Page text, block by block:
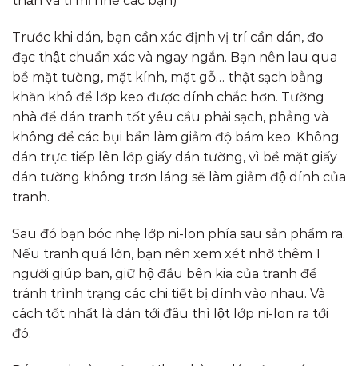
Trước khi dán, bạn cần xác định vị trí cần dán, đo
đạc thật chuẩn xác và ngay ngắn. Bạn nên lau qua
bề mặt tường, mặt kính, mặt gỗ… thật sạch bằng
khăn khô để lớp keo được dính chắc hơn. Tường
nhà để dán tranh tốt yêu cầu phải sạch, phẳng và
không để các bụi bẩn làm giảm độ bám keo. Không
dán trực tiếp lên lớp giấy dán tường, vì bề mặt giấy
dán tường không trơn láng sẽ làm giảm độ dính của
tranh.
Sau đó bạn bóc nhẹ lớp ni-lon phía sau sản phẩm ra.
Nếu tranh quá lớn, bạn nên xem xét nhờ thêm 1
người giúp bạn, giữ hộ đầu bên kia của tranh để
tránh trình trạng các chi tiết bị dính vào nhau. Và
cách tốt nhất là dán tới đâu thì lột lớp ni-lon ra tới
đó.